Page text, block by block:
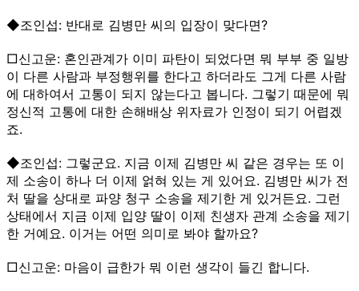
◆조인섭: 반대로 김병만 씨의 입장이 맞다면?
□신고운: 혼인관계가 이미 파탄이 되었다면 뭐 부부 중 일방
이 다른 사람과 부정행위를 한다고 하더라도 그게 다른 사람
에 대하여서 고통이 되지 않는다고 봅니다. 그렇기 때문에 뭐
정신적 고통에 대한 손해배상 위자료가 인정이 되기 어렵겠
죠.
◆조인섭: 그렇군요. 지금 이제 김병만 씨 같은 경우는 또 이
제 소송이 하나 더 이제 얽혀 있는 게 있어요. 김병만 씨가 전
처 딸을 상대로 파양 청구 소송을 제기한 게 있거든요. 그런
상태에서 지금 이제 입양 딸이 이제 친생자 관계 소송을 제기
한 거예요. 이거는 어떤 의미로 봐야 할까요?
□신고운: 마음이 급한가 뭐 이런 생각이 들긴 합니다.